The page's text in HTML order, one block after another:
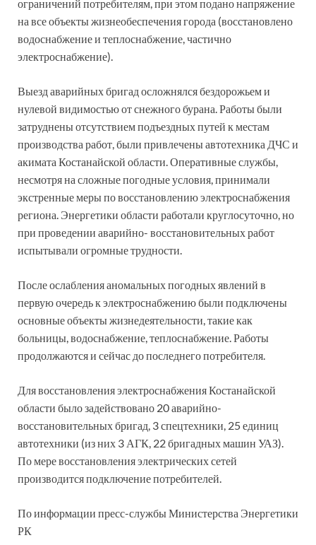
ограничений потребителям, при этом подано напряжение
на все объекты жизнеобеспечения города (восстановлено
водоснабжение и теплоснабжение, частично
электроснабжение).
Выезд аварийных бригад осложнялся бездорожьем и
нулевой видимостью от снежного бурана. Работы были
затруднены отсутствием подъездных путей к местам
производства работ, были привлечены автотехника ДЧС и
акимата Костанайской области. Оперативные службы,
несмотря на сложные погодные условия, принимали
экстренные меры по восстановлению электроснабжения
региона. Энергетики области работали круглосуточно, но
при проведении аварийно- восстановительных работ
испытывали огромные трудности.
После ослабления аномальных погодных явлений в
первую очередь к электроснабжению были подключены
основные объекты жизнедеятельности, такие как
больницы, водоснабжение, теплоснабжение. Работы
продолжаются и сейчас до последнего потребителя.
Для восстановления электроснабжения Костанайской
области было задействовано 20 аварийно-
восстановительных бригад, 3 спецтехники, 25 единиц
автотехники (из них 3 АГК, 22 бригадных машин УАЗ).
По мере восстановления электрических сетей
производится подключение потребителей.
По информации пресс-службы Министерства Энергетики
РК